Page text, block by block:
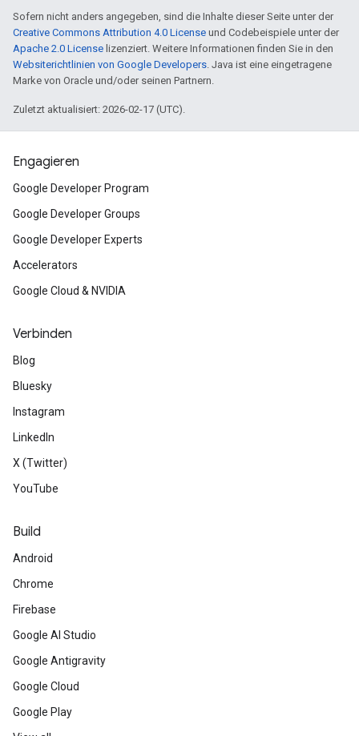
Sofern nicht anders angegeben, sind die Inhalte dieser Seite unter der
Creative Commons Attribution 4.0 License und Codebeispiele unter der
Apache 2.0 License lizenziert. Weitere Informationen finden Sie in den
Websiterichtlinien von Google Developers. Java ist eine eingetragene
Marke von Oracle und/oder seinen Partnern.
Zuletzt aktualisiert: 2026-02-17 (UTC).
Engagieren
Google Developer Program
Google Developer Groups
Google Developer Experts
Accelerators
Google Cloud & NVIDIA
Verbinden
Blog
Bluesky
Instagram
LinkedIn
X (Twitter)
YouTube
Build
Android
Chrome
Firebase
Google AI Studio
Google Antigravity
Google Cloud
Google Play